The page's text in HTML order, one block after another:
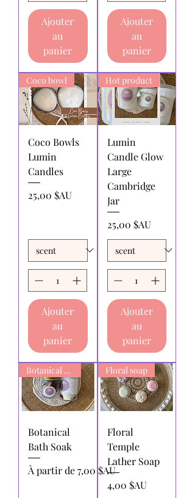
Ajouter
au
panier
Ajouter
au
panier
Coco bowl
Coco Bowls
Lumin
Candles
Prix
25,00 $AU
Ajouter
au
panier
Hot product
Lumin
Candle Glow
Large
Cambridge
Jar
Prix
25,00 $AU
Ajouter
au
panier
Botanical Bath Soak
Botanical
Bath Soak
À partir de7,00 $AU
Prix promotionnel
Floral soap
Floral
Temple
Lather Soap
Prix
4,00 $AU